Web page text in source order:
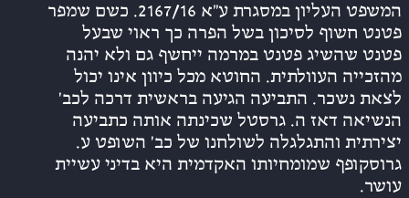
המשפט העליון במסגרת ע”א 2167/16. כשם שמפר
פטנט חשוף לסיכון בשל הפרה כך ראוי שבעל
פטנט שהשיג פטנט במרמה ייחשף גם ולא יהנה
מהזכייה העוולתית. החוטא מכל כיוון אינו יכול
לצאת נשכר. התביעה הגיעה בראשית דרכה לכב’
הנשיאה דאז ה. גרסטל שכינתה אותה כתביעה
יצירתית והתגלגלה לשולחנו של כב’ השופט ע.
גרוסקופף שמומחיותו האקדמית היא בדיני עשיית
עושר.